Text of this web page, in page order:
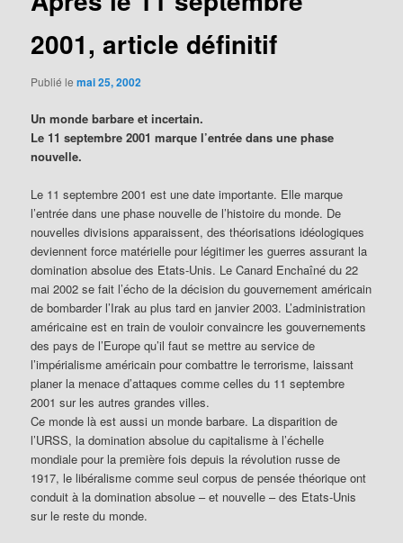
2001, article définitif
Publié lemai 25, 2002
Un monde barbare et incertain.
Le 11 septembre 2001 marque l’entrée dans une phase
nouvelle.
Le 11 septembre 2001 est une date importante. Elle marque
l’entrée dans une phase nouvelle de l’histoire du monde. De
nouvelles divisions apparaissent, des théorisations idéologiques
deviennent force matérielle pour légitimer les guerres assurant la
domination absolue des Etats-Unis. Le Canard Enchaîné du 22
mai 2002 se fait l’écho de la décision du gouvernement américain
de bombarder l’Irak au plus tard en janvier 2003. L’administration
américaine est en train de vouloir convaincre les gouvernements
des pays de l’Europe qu’il faut se mettre au service de
l’impérialisme américain pour combattre le terrorisme, laissant
planer la menace d’attaques comme celles du 11 septembre
2001 sur les autres grandes villes.
Ce monde là est aussi un monde barbare. La disparition de
l’URSS, la domination absolue du capitalisme à l’échelle
mondiale pour la première fois depuis la révolution russe de
1917, le libéralisme comme seul corpus de pensée théorique ont
conduit à la domination absolue – et nouvelle – des Etats-Unis
sur le reste du monde.